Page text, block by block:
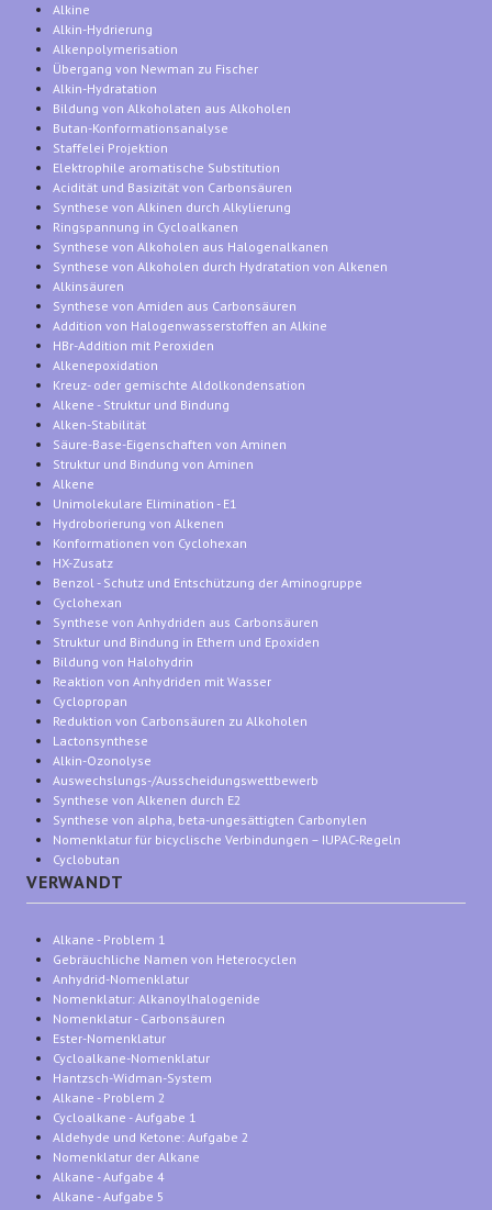
Alkine
Alkin-Hydrierung
Alkenpolymerisation
Übergang von Newman zu Fischer
Alkin-Hydratation
Bildung von Alkoholaten aus Alkoholen
Butan-Konformationsanalyse
Staffelei Projektion
Elektrophile aromatische Substitution
Acidität und Basizität von Carbonsäuren
Synthese von Alkinen durch Alkylierung
Ringspannung in Cycloalkanen
Synthese von Alkoholen aus Halogenalkanen
Synthese von Alkoholen durch Hydratation von Alkenen
Alkinsäuren
Synthese von Amiden aus Carbonsäuren
Addition von Halogenwasserstoffen an Alkine
HBr-Addition mit Peroxiden
Alkenepoxidation
Kreuz- oder gemischte Aldolkondensation
Alkene - Struktur und Bindung
Alken-Stabilität
Säure-Base-Eigenschaften von Aminen
Struktur und Bindung von Aminen
Alkene
Unimolekulare Elimination - E1
Hydroborierung von Alkenen
Konformationen von Cyclohexan
HX-Zusatz
Benzol - Schutz und Entschützung der Aminogruppe
Cyclohexan
Synthese von Anhydriden aus Carbonsäuren
Struktur und Bindung in Ethern und Epoxiden
Bildung von Halohydrin
Reaktion von Anhydriden mit Wasser
Cyclopropan
Reduktion von Carbonsäuren zu Alkoholen
Lactonsynthese
Alkin-Ozonolyse
Auswechslungs-/Ausscheidungswettbewerb
Synthese von Alkenen durch E2
Synthese von alpha, beta-ungesättigten Carbonylen
Nomenklatur für bicyclische Verbindungen – IUPAC-Regeln
Cyclobutan
VERWANDT
Alkane - Problem 1
Gebräuchliche Namen von Heterocyclen
Anhydrid-Nomenklatur
Nomenklatur: Alkanoylhalogenide
Nomenklatur - Carbonsäuren
Ester-Nomenklatur
Cycloalkane-Nomenklatur
Hantzsch-Widman-System
Alkane - Problem 2
Cycloalkane - Aufgabe 1
Aldehyde und Ketone: Aufgabe 2
Nomenklatur der Alkane
Alkane - Aufgabe 4
Alkane - Aufgabe 5